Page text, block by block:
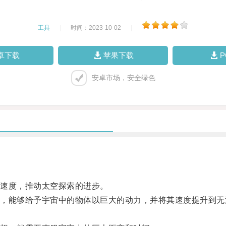
工具 时间：2023-10-02
下载 苹果下载
安卓市场，安全绿色
，推动太空探索的进步。
够给予宇宙中的物体以巨大的动力，并将其速度提升到无